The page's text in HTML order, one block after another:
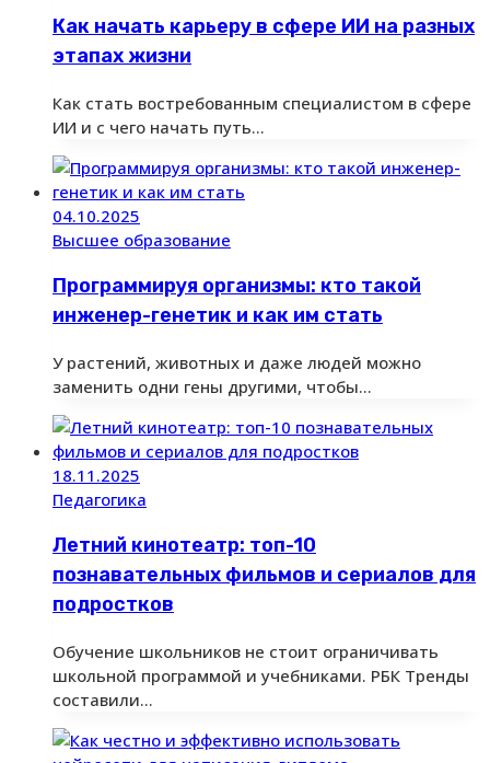
Как начать карьеру в сфере ИИ на разных
этапах жизни
Как стать востребованным специалистом в сфере
ИИ и с чего начать путь…
04.10.2025
Высшее образование
Программируя организмы: кто такой
инженер-генетик и как им стать
У растений, животных и даже людей можно
заменить одни гены другими, чтобы…
18.11.2025
Педагогика
Летний кинотеатр: топ-10
познавательных фильмов и сериалов для
подростков
Обучение школьников не стоит ограничивать
школьной программой и учебниками. РБК Тренды
составили…